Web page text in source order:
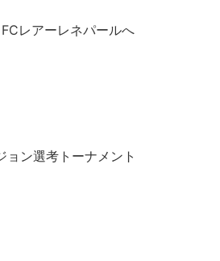
レアーレネパールへ
ン選考トーナメント